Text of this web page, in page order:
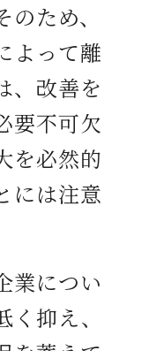
ため、
よって離
、改善を
要不可欠
を必然的
には注意
につい
抑え、